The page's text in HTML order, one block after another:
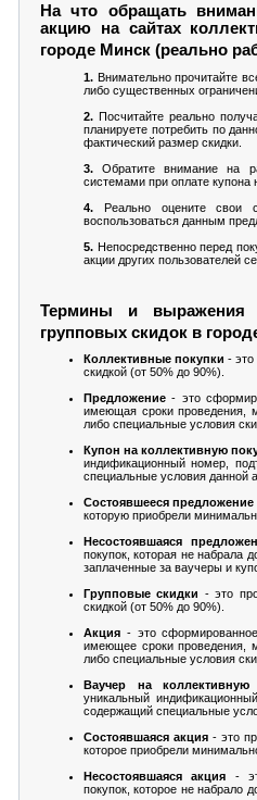
На что обращать
акцию на сайтах
городе Минск (реально
1. Внимательно прочитайте
либо существенных
2. Посчитайте реально
планируете потребить по
фактический размер скидки.
3. Обратите внимание на
системами при оплате купона
4. Реально оцените свои
воспользоваться данным
5. Непосредственно перед
акции других пользователей
Термины и выражения
групповых скидок в
Коллективные покупки - это
скидкой (от 50% до 90%).
Предложение - это
имеющая сроки проведения,
либо специальные условия
Купон на коллективную
индификационный номер,
специальные условия данной
Состоявшееся предложение
которую приобрели
Несостоявшаяся
покупок, которая не набрала
заплаченные за ваучеры и
Групповые скидки - это
скидкой (от 50% до 90%).
Акция - это
имеющее сроки проведения,
либо специальные условия
Ваучер на коллективную
уникальный
содержащий специальные
Состоявшаяся акция- это
которое приобрели
Несостоявшаяся акция -
покупок, которое не набрало